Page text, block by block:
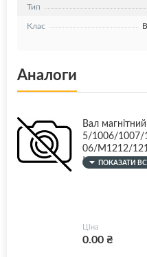
Тип
Клас
Аналоги
Вал
5/1006/
06/M1212/
M125/127/
570/4580/
10/3020/
A/CB436A/
25/726/728,
ПОКАЗАТИ
Ціна
0.00₴